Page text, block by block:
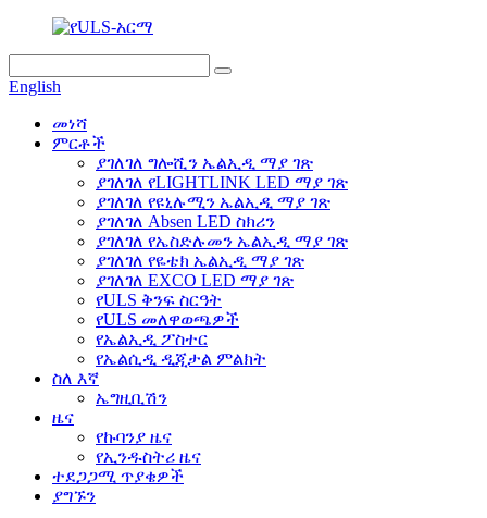
English
መነሻ
ምርቶች
ያገለገለ ግሎሺን ኤልኢዲ ማያ ገጽ
ያገለገለ የLIGHTLINK LED ማያ ገጽ
ያገለገለ የዩኒሉሚን ኤልኢዲ ማያ ገጽ
ያገለገለ Absen LED ስክሪን
ያገለገለ የኤስድሉመን ኤልኢዲ ማያ ገጽ
ያገለገለ የዬቴክ ኤልኢዲ ማያ ገጽ
ያገለገለ EXCO LED ማያ ገጽ
የULS ቅንፍ ስርዓት
የULS መለዋወጫዎች
የኤልኢዲ ፖስተር
የኤልሲዲ ዲጂታል ምልክት
ስለ እኛ
ኤግዚቢሽን
ዜና
የኩባንያ ዜና
የኢንዱስትሪ ዜና
ተደጋጋሚ ጥያቄዎች
ያግኙን